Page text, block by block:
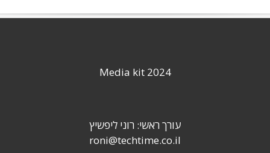
Media kit 2024
עורך ראשי: רוני ליפשיץ
roni@techtime.co.il